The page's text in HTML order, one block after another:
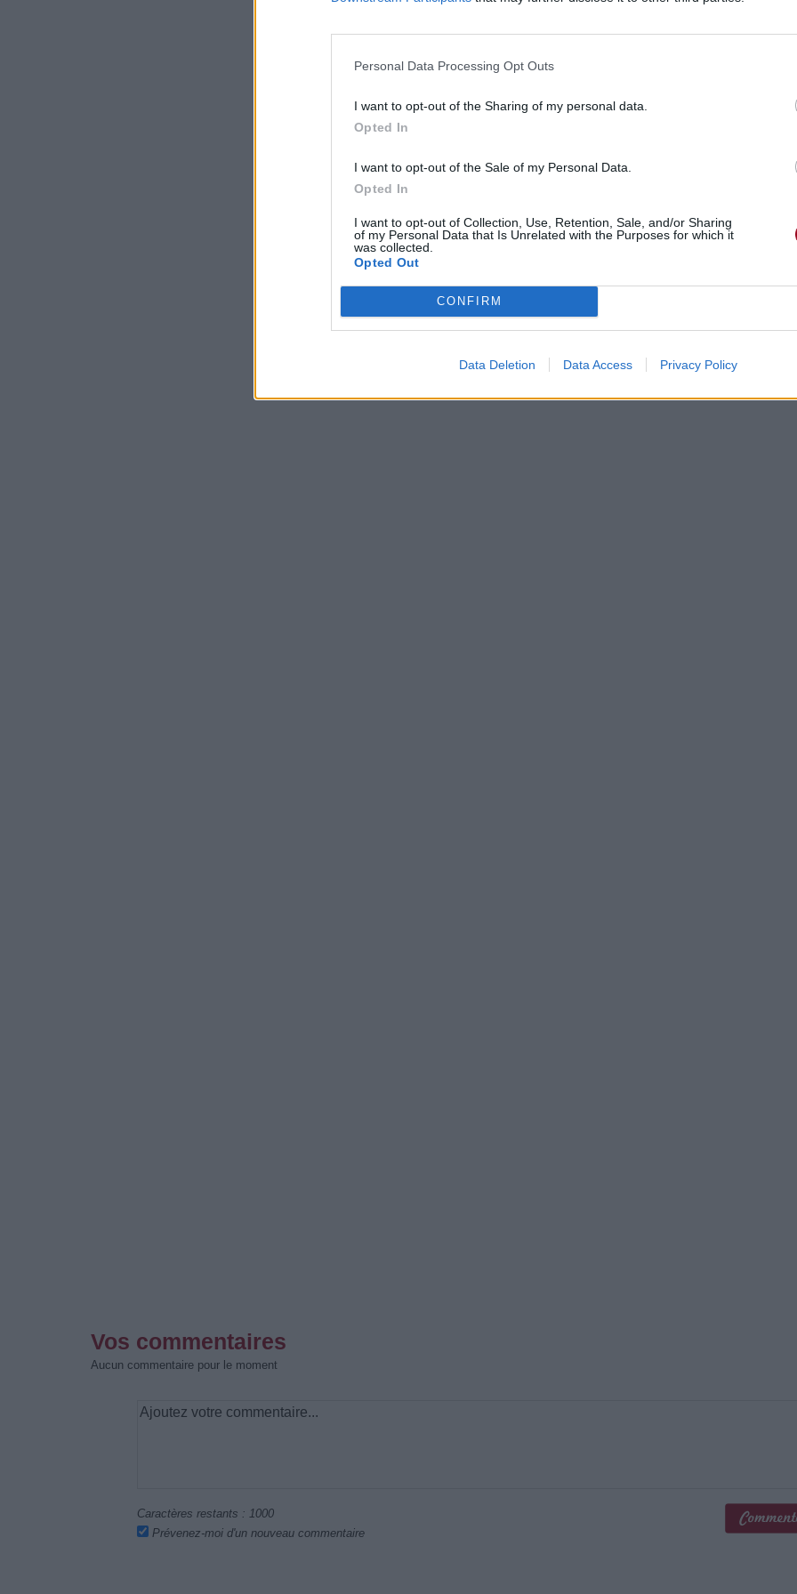
Personal Data Processing Opt Outs
I want to opt-out of the Sharing of my personal data.
Opted In
I want to opt-out of the Sale of my Personal Data.
Opted In
I want to opt-out of Collection, Use, Retention, Sale, and/or Sharing
of my Personal Data that Is Unrelated with the Purposes for which it
was collected.
Opted Out
CONFIRM
Data Deletion Data Access Privacy Policy
Vos commentaires
Aucun commentaire pour le moment
Caractères restants : 1000
Prévenez-moi d'un nouveau commentaire